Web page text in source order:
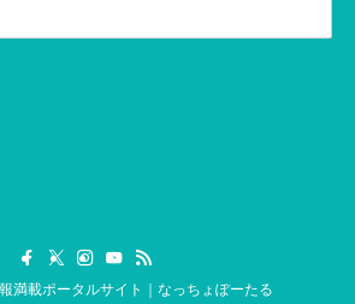
満載ポータルサイト｜なっちょぽーたる